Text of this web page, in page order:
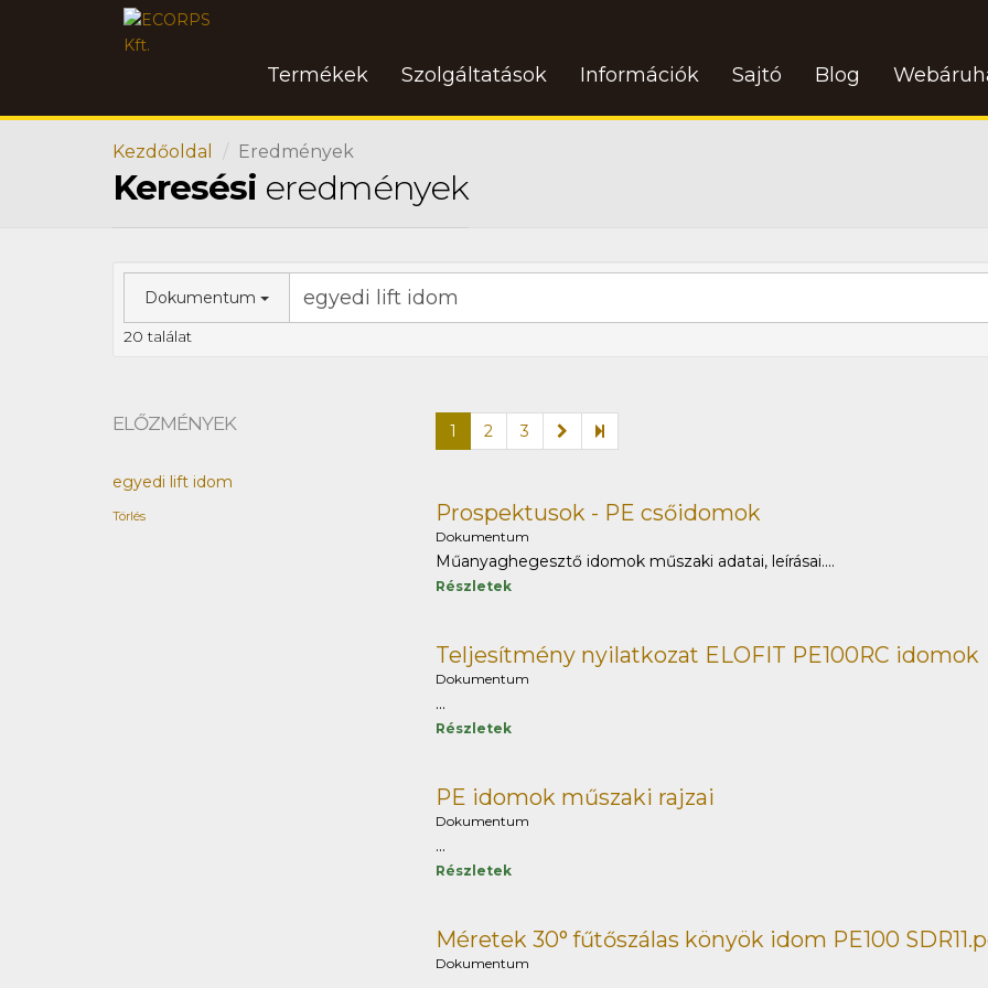
Termékek Szolgáltatások Információk Sajtó Blog
Kezdőoldal Eredmények
Keresési eredmények
Dokumentum
20 találat
ELŐZMÉNYEK
egyedi lift idom
Törlés
1 2 3
Prospektusok - PE csőidomok
Dokumentum
Műanyaghegesztő idomok műszaki adatai, leírásai....
Részletek
Teljesítmény nyilatkozat ELOFIT PE100RC idomok
Dokumentum
...
Részletek
PE idomok műszaki rajzai
Dokumentum
...
Részletek
Méretek 30° fűtőszálas könyök idom PE100
Dokumentum